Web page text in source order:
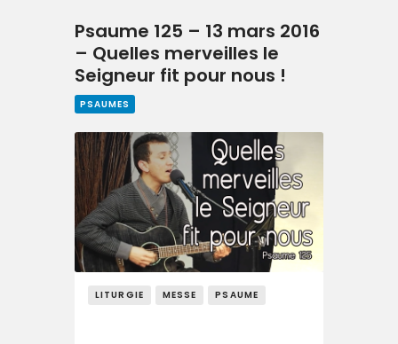
Nous aider
Psaume 125 – 13 mars 2016
– Quelles merveilles le
Seigneur fit pour nous !
PSAUMES
LITURGIE MESSE PSAUME